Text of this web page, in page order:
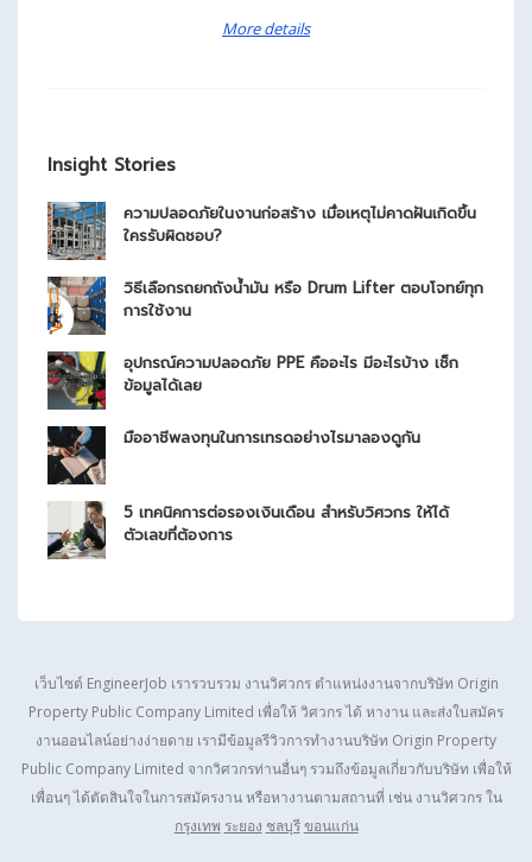
More details
Insight Stories
ความปลอดภัยในงานก่อสร้าง เมื่อเหตุไม่คาดฝันเกิดขึ้น
ใครรับผิดชอบ?
วิธีเลือกรถยกถังน้ำมัน หรือ Drum Lifter ตอบโจทย์ทุก
การใช้งาน
อุปกรณ์ความปลอดภัย PPE คืออะไร มีอะไรบ้าง เช็ก
ข้อมูลได้เลย
มืออาชีพลงทุนในการเทรดอย่างไรมาลองดูกัน
5 เทคนิคการต่อรองเงินเดือน สำหรับวิศวกร ให้ได้
ตัวเลขที่ต้องการ
เว็บไซต์ EngineerJob เรารวบรวม งานวิศวกร ตำแหน่งงานจากบริษัท Origin
Property Public Company Limited เพื่อให้ วิศวกร ได้ หางาน และส่งใบสมัคร
งานออนไลน์อย่างง่ายดาย เรามีข้อมูลรีวิวการทำงานบริษัท Origin Property
Public Company Limited จากวิศวกรท่านอื่นๆ รวมถึงข้อมูลเกี่ยวกับบริษัท เพื่อให้
เพื่อนๆ ได้ตัดสินใจในการสมัครงาน หรือหางานตามสถานที่ เช่น งานวิศวกร ใน
กรุงเทพ ระยอง ชลบุรี ขอนแก่น